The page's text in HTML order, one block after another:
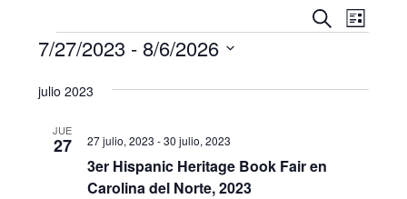
de
Buscar
de
de
Lista
Eventos
7/27/2023 - 8/6/2026
fecha.
julio 2023
JUE
27
3er Hispanic Heritage Book Fair en
Carolina del Norte, 2023
27 julio, 2023 -30 julio, 2023